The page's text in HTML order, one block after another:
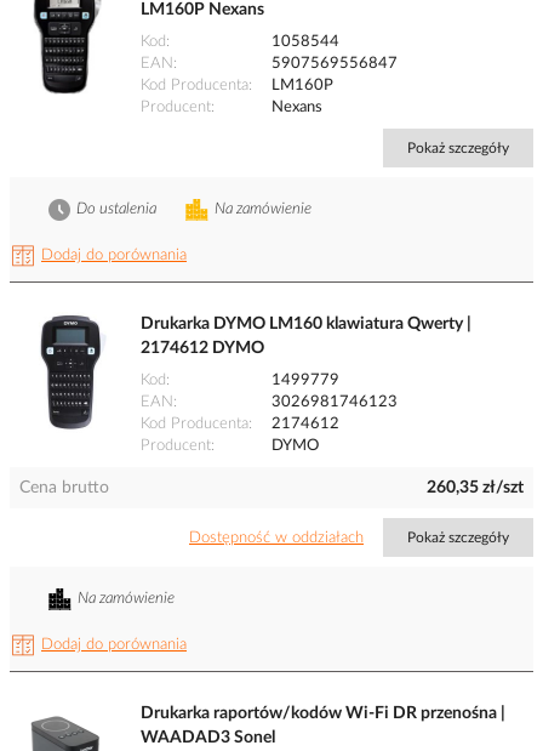
LM160P Nexans
Kod
1058544
EAN
5907569556847
Kod Producenta
LM160P
Producent
Nexans
Pokaż szczegóły
Dodaj do porównania
Na zamówienie
Do ustalenia
Drukarka DYMO LM160 klawiatura Qwerty |
2174612 DYMO
Kod
1499779
EAN
3026981746123
Kod Producenta
2174612
Producent
DYMO
Cena brutto 260,35 zł/szt
Dostępność w oddziałach Pokaż szczegóły
Dodaj do porównania
Na zamówienie
Drukarka raportów/kodów Wi-Fi DR przenośna |
WAADAD3 Sonel